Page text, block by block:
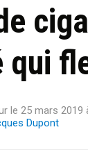
qui
le 25 mars 2019
Dupont